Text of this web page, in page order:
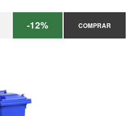
-12% COMPRAR